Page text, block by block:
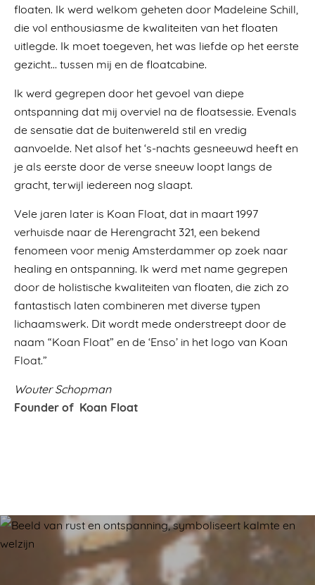
floaten. Ik werd welkom geheten door Madeleine Schill,
die vol enthousiasme de kwaliteiten van het floaten
uitlegde. Ik moet toegeven, het was liefde op het eerste
gezicht… tussen mij en de floatcabine.
Ik werd gegrepen door het gevoel van diepe
ontspanning dat mij overviel na de floatsessie. Evenals
de sensatie dat de buitenwereld stil en vredig
aanvoelde. Net alsof het ‘s-nachts gesneeuwd heeft en
je als eerste door de verse sneeuw loopt langs de
gracht, terwijl iedereen nog slaapt.
Vele jaren later is Koan Float, dat in maart 1997
verhuisde naar de Herengracht 321, een bekend
fenomeen voor menig Amsterdammer op zoek naar
healing en ontspanning. Ik werd met name gegrepen
door de holistische kwaliteiten van floaten, die zich zo
fantastisch laten combineren met diverse typen
lichaamswerk. Dit wordt mede onderstreept door de
naam “Koan Float” en de ‘Enso’ in het logo van Koan
Float.”
Wouter Schopman
Founder of Koan Float